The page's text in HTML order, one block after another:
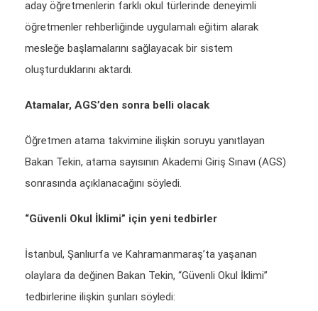
aday öğretmenlerin farklı okul türlerinde deneyimli
öğretmenler rehberliğinde uygulamalı eğitim alarak
mesleğe başlamalarını sağlayacak bir sistem
oluşturduklarını aktardı.
Atamalar, AGS’den sonra belli olacak
Öğretmen atama takvimine ilişkin soruyu yanıtlayan
Bakan Tekin, atama sayısının Akademi Giriş Sınavı (AGS)
sonrasında açıklanacağını söyledi.
“Güvenli Okul İklimi” için yeni tedbirler
İstanbul, Şanlıurfa ve Kahramanmaraş’ta yaşanan
olaylara da değinen Bakan Tekin, “Güvenli Okul İklimi”
tedbirlerine ilişkin şunları söyledi: